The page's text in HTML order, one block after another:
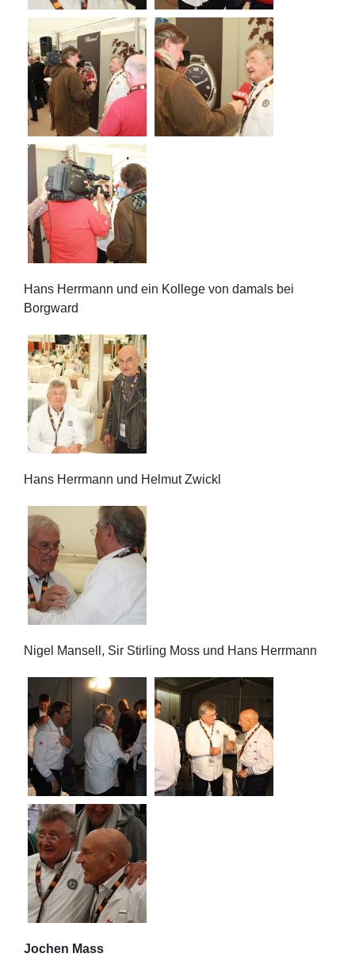
Hans Herrmann und ein Kollege von damals bei
Borgward
Hans Herrmann und Helmut Zwickl
Nigel Mansell, Sir Stirling Moss und Hans Herrmann
Jochen Mass